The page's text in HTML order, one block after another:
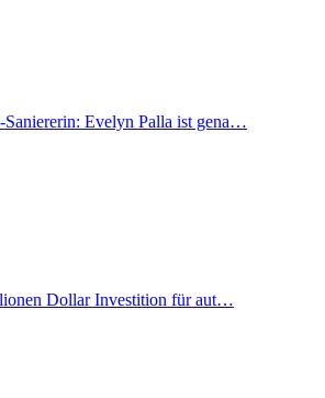
Evelyn Palla ist gena…
Dollar Investition für aut…